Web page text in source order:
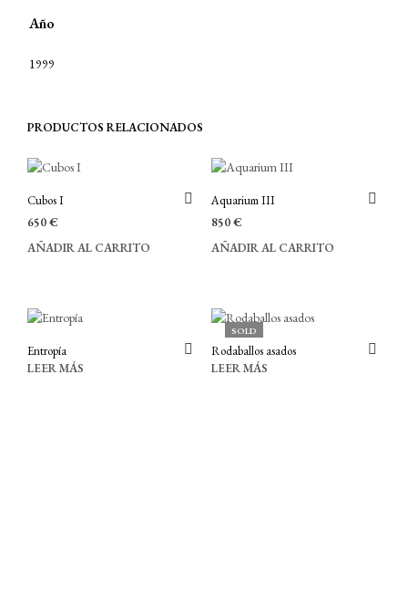
Año
1999
PRODUCTOS RELACIONADOS
Cubos I
650€
AÑADIR AL CARRITO
Aquarium III
850€
AÑADIR AL CARRITO
Entropía
LEER MÁS
SOLD
Rodaballos asados
LEER MÁS